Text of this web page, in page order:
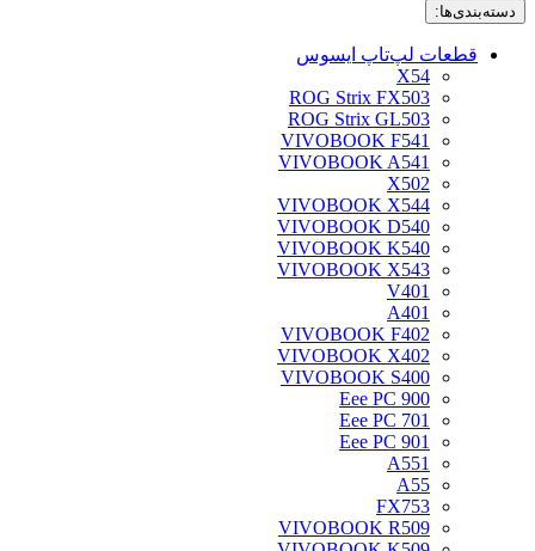
دسته‌بندی‌ها:
قطعات لپ‌تاپ ایسوس
X54
ROG Strix FX503
ROG Strix GL503
VIVOBOOK F541
VIVOBOOK A541
X502
VIVOBOOK X544
VIVOBOOK D540
VIVOBOOK K540
VIVOBOOK X543
V401
A401
VIVOBOOK F402
VIVOBOOK X402
VIVOBOOK S400
Eee PC 900
Eee PC 701
Eee PC 901
A551
A55
FX753
VIVOBOOK R509